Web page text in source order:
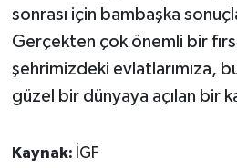
sonrası için bambaşka
Gerçekten çok önemli bir
şehrimizdeki evlatlarımıza,
güzel bir dünyaya açılan bir
Kaynak: İGF